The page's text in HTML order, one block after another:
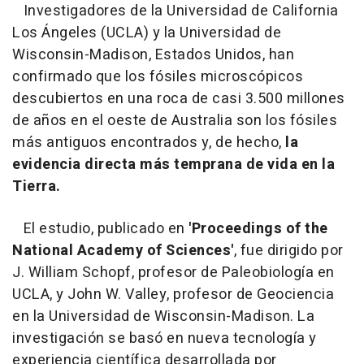
Investigadores de la Universidad de California
Los Ángeles (UCLA) y la Universidad de
Wisconsin-Madison, Estados Unidos, han
confirmado que los fósiles microscópicos
descubiertos en una roca de casi 3.500 millones
de años en el oeste de Australia son los fósiles
más antiguos encontrados y, de hecho, la
evidencia directa más temprana de vida en la
Tierra.
El estudio, publicado en 'Proceedings of the
National Academy of Sciences', fue dirigido por
J. William Schopf, profesor de Paleobiología en
UCLA, y John W. Valley, profesor de Geociencia
en la Universidad de Wisconsin-Madison. La
investigación se basó en nueva tecnología y